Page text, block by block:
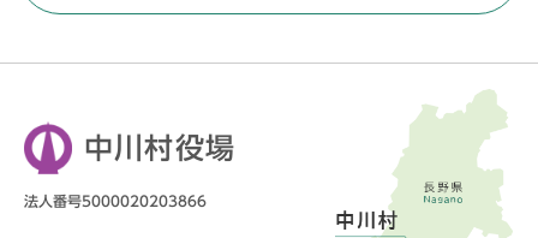
中川村役場
法人番号5000020203866